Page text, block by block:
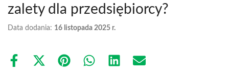
zalety dla przedsiębiorcy?
Data dodania: 16 listopada 2025 r.
Share
Share Share Share Share Share